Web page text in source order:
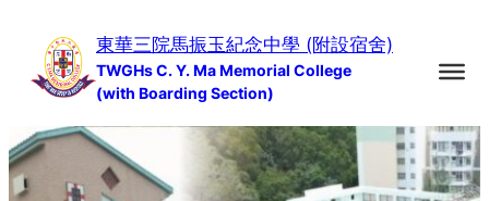
content
東華三院馬振玉紀念中學 (附設宿舍)
TWGHs C. Y. Ma Memorial College
(with Boarding Section)